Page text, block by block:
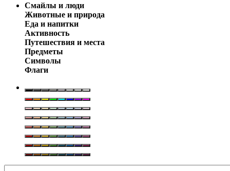
Смайлы и люди
Животные и природа
Еда и напитки
Активность
Путешествия и места
Предметы
Символы
Флаги